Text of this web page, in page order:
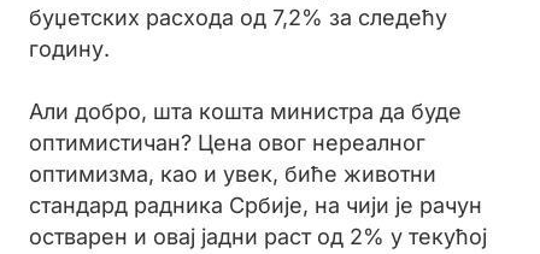
буџетских расхода од 7,2% за следећу
годину.
Али добро, шта кошта министра да буде
оптимистичан? Цена овог нереалног
оптимизма, као и увек, биће животни
стандард радника Србије, на чији је рачун
остварен и овај јадни раст од 2% у текућој